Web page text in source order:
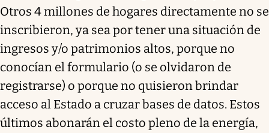
Otros 4 millones de hogares directamente no se
inscribieron, ya sea por tener una situación de
ingresos y/o patrimonios altos, porque no
conocían el formulario (o se olvidaron de
registrarse) o porque no quisieron brindar
acceso al Estado a cruzar bases de datos. Estos
últimos abonarán el costo pleno de la energía,